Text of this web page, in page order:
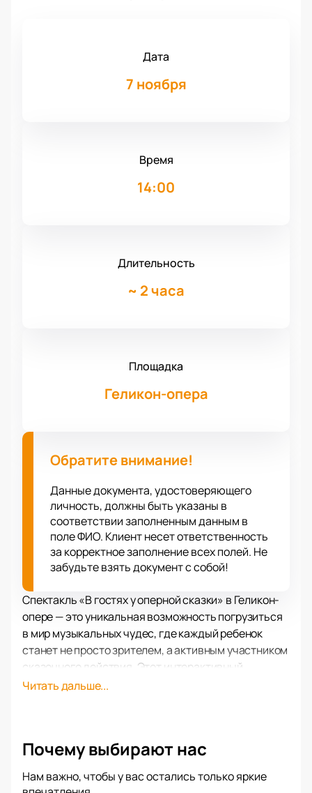
Дата
7 ноября
Время
14:00
Длительность
~ 2 часа
Площадка
Геликон-опера
Обратите внимание!
Данные документа, удостоверяющего
личность, должны быть указаны в
соответствии заполненным данным в
поле ФИО. Клиент несет ответственность
за корректное заполнение всех полей. Не
забудьте взять документ с собой!
Спектакль «В гостях у оперной сказки» в Геликон-
опере — это уникальная возможность погрузиться
в мир музыкальных чудес, где каждый ребенок
станет не просто зрителем, а активным участником
сказочного действия. Этот интерактивный
спектакль, созданный по сценарию Марины
шедеврам оперной классики.
подходами и современными техническими
Читать дальше...
Почему выбирают нас
Нам важно, чтобы у вас остались только яркие